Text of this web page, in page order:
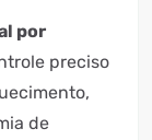
por
preciso
de